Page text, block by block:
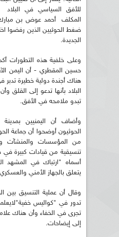
للأفق السياسي في البلاد
المكلف أحمد عوض بن
ضغط الحوثيين الذين رفضوا
الجديدة.
وعلى خلفية هذه التطورات
حسين المقطري - أن اليمن
هناك أجندة دولية خطيرة تدبر
البلاد بأنها تدعو إلى القلق
تبدو ملامحه في الأفق.
وأضاف أن اليمنيين
الحوثيون أوضحوا أن جماعة
من المؤسسات والمنشآت
تنسيقية من قيادات كبيرة
أسماه "ارتباك في المشهد
يتعلق بالجهاز الأمني
وقال أن عملية التنسيق بين
تدور في "كواليس
تجرى في الخفاء وأن هناك
إلى إيضاحات.